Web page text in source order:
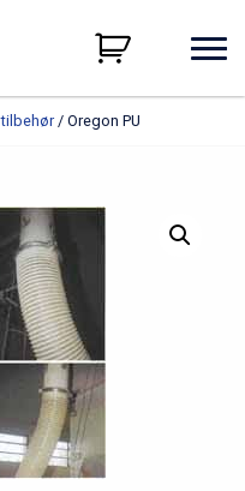
/ Oregon PU